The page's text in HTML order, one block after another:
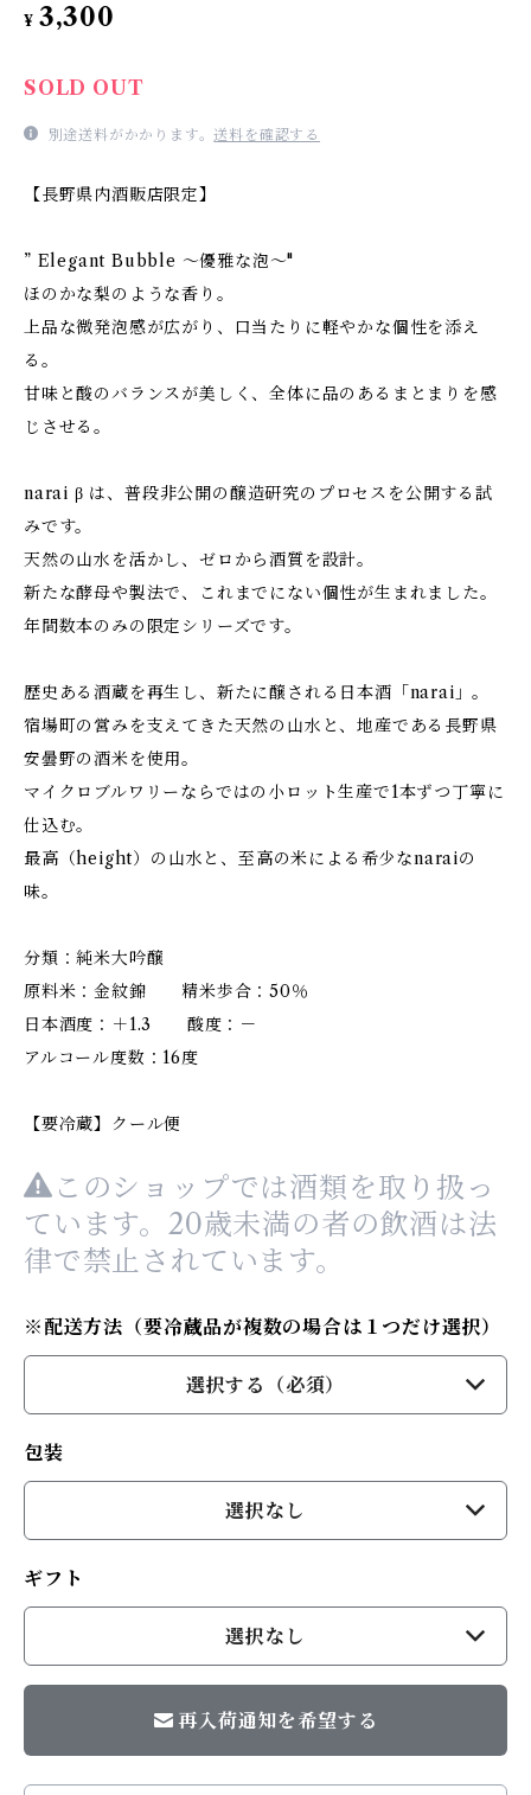
¥ 3,300
SOLD OUT
別途送料がかかります。送料を確認する
【長野県内酒販店限定】
” Elegant Bubble ～優雅な泡～"
ほのかな梨のような香り。
上品な微発泡感が広がり、口当たりに軽やかな個性を添え
る。
甘味と酸のバランスが美しく、全体に品のあるまとまりを感
じさせる。
narai β は、普段非公開の醸造研究のプロセスを公開する試
みです。
天然の山水を活かし、ゼロから酒質を設計。
新たな酵母や製法で、これまでにない個性が生まれました。
年間数本のみの限定シリーズです。
歴史ある酒蔵を再生し、新たに醸される日本酒「narai」。
宿場町の営みを支えてきた天然の山水と、地産である長野県
安曇野の酒米を使用。
マイクロブルワリーならではの小ロット生産で1本ずつ丁寧に
仕込む。
最高（height）の山水と、至高の米による希少なnaraiの
味。
分類：純米大吟醸
原料米：金紋錦 精米歩合：50％
日本酒度：＋1.3 酸度：－
アルコール度数：16度
【要冷蔵】クール便
このショップでは酒類を取り扱っ
ています。20歳未満の者の飲酒は法
律で禁止されています。
※配送方法（要冷蔵品が複数の場合は１つだけ選択）
選択する（必須）
包装
選択なし
ギフト
選択なし
再入荷通知を希望する